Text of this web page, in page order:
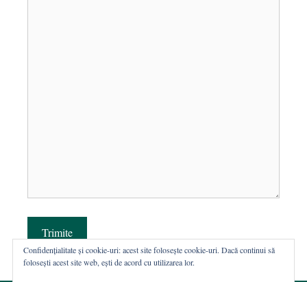
Trimite
Confidențialitate și cookie-uri: acest site folosește cookie-uri. Dacă continui să
folosești acest site web, ești de acord cu utilizarea lor.